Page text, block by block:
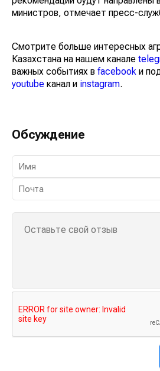
министров, отмечает пресс-
Смотрите больше интересных
Казахстана на нашем канале
важных событиях в facebook и
youtube канал и instagram.
Обсуждение